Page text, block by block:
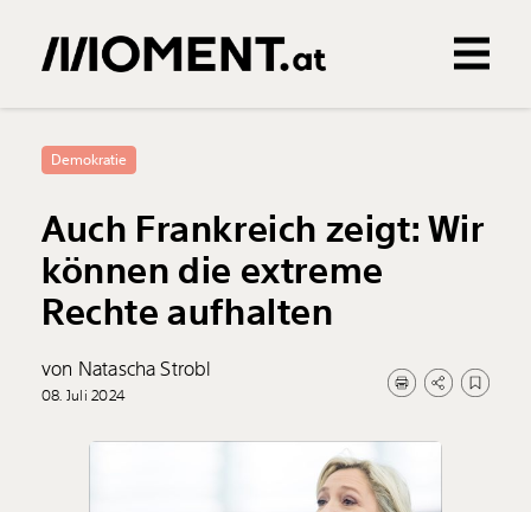
0Treffer
Demokratie
Auch Frankreich zeigt: Wir
können die extreme
Rechte aufhalten
von Natascha Strobl
08. Juli 2024